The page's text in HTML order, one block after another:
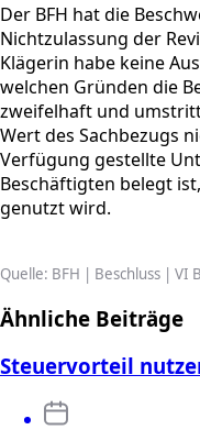
Der BFH hat die
Nichtzulassung der
Klägerin habe keine
welchen Gründen die
zweifelhaft und
Wert des Sachbezugs
Verfügung gestellte
Beschäftigten belegt
genutzt wird.
Quelle: BFH | Beschluss | VI
Ähnliche Beiträge
Steuervorteil